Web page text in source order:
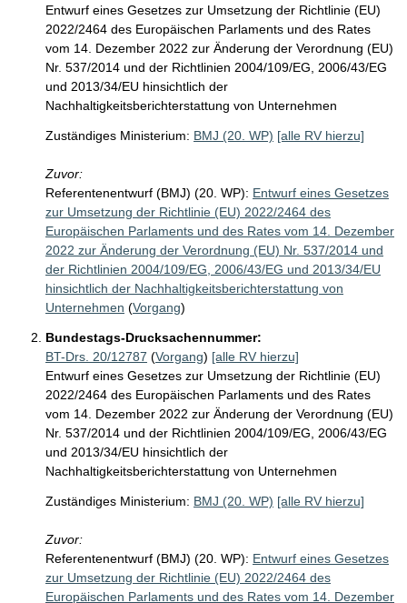
Entwurf eines Gesetzes zur Umsetzung der Richtlinie (EU)
2022/2464 des Europäischen Parlaments und des Rates
vom 14. Dezember 2022 zur Änderung der Verordnung (EU)
Nr. 537/2014 und der Richtlinien 2004/109/EG, 2006/43/EG
und 2013/34/EU hinsichtlich der
Nachhaltigkeitsberichterstattung von Unternehmen
Zuständiges Ministerium: BMJ (20. WP) [alle RV hierzu]
Zuvor:
Referentenentwurf (BMJ) (20. WP): Entwurf eines Gesetzes
zur Umsetzung der Richtlinie (EU) 2022/2464 des
Europäischen Parlaments und des Rates vom 14. Dezember
2022 zur Änderung der Verordnung (EU) Nr. 537/2014 und
der Richtlinien 2004/109/EG, 2006/43/EG und 2013/34/EU
hinsichtlich der Nachhaltigkeitsberichterstattung von
Unternehmen (Vorgang)
Bundestags-Drucksachennummer:
BT-Drs. 20/12787 (Vorgang) [alle RV hierzu]
Entwurf eines Gesetzes zur Umsetzung der Richtlinie (EU)
2022/2464 des Europäischen Parlaments und des Rates
vom 14. Dezember 2022 zur Änderung der Verordnung (EU)
Nr. 537/2014 und der Richtlinien 2004/109/EG, 2006/43/EG
und 2013/34/EU hinsichtlich der
Nachhaltigkeitsberichterstattung von Unternehmen
Zuständiges Ministerium: BMJ (20. WP) [alle RV hierzu]
Zuvor:
Referentenentwurf (BMJ) (20. WP): Entwurf eines Gesetzes
zur Umsetzung der Richtlinie (EU) 2022/2464 des
Europäischen Parlaments und des Rates vom 14. Dezember